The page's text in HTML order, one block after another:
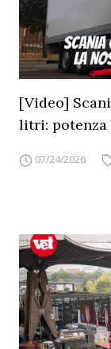
[Video]
litri: potenza
07/24/2026